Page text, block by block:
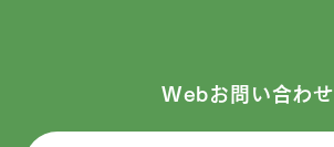
Webお問い合わせ